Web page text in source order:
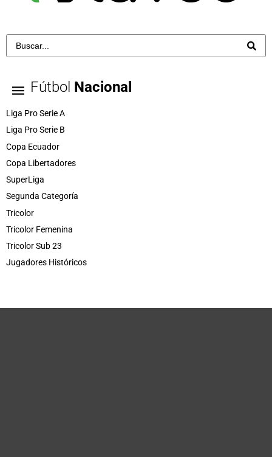
Fútbol Nacional
Liga Pro Serie A
Liga Pro Serie B
Copa Ecuador
Copa Libertadores
SuperLiga
Segunda Categoría
Tricolor
Tricolor Femenina
Tricolor Sub 23
Jugadores Históricos